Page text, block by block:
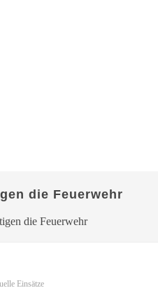
die Feuerwehr
die Feuerwehr
Einsätze